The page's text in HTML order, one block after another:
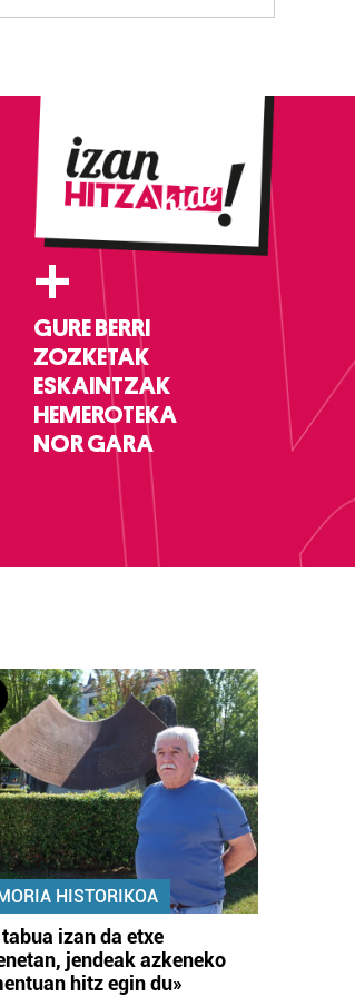
+
GURE BERRI
ZOZKETAK
ESKAINTZAK
HEMEROTEKA
NOR GARA
HISTORIKOA
tabua izan da etxe
jendeak azkeneko
hitz egin du»